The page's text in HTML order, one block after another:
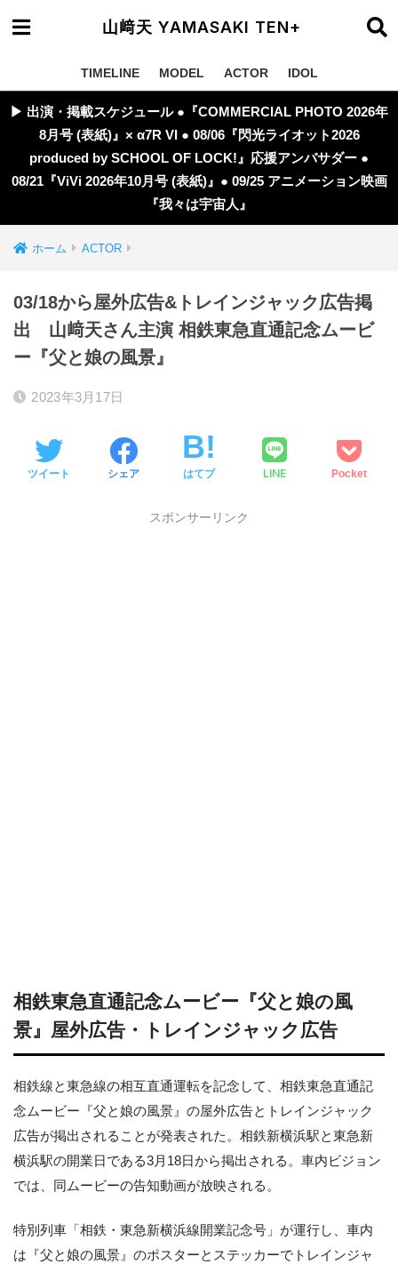
山﨑天 YAMASAKI TEN+
TIMELINE MODEL ACTOR IDOL
▶︎ 出演・掲載スケジュール ●『COMMERCIAL PHOTO 2026年
8月号 (表紙)』× α7R VI ● 08/06『閃光ライオット2026
produced by SCHOOL OF LOCK!』応援アンバサダー ●
08/21『ViVi 2026年10月号 (表紙)』● 09/25 アニメーション映画
『我々は宇宙人』
ホーム ACTOR
03/18から屋外広告&トレインジャック広告掲
出 山﨑天さん主演 相鉄東急直通記念ムービ
ー『父と娘の風景』
2023年3月17日
ツイート シェア はてブ LINE Pocket
スポンサーリンク
相鉄東急直通記念ムービー『父と娘の風
景』屋外広告・トレインジャック広告
相鉄線と東急線の相互直通運転を記念して、相鉄東急直通記
念ムービー『父と娘の風景』の屋外広告とトレインジャック
広告が掲出されることが発表された。相鉄新横浜駅と東急新
横浜駅の開業日である3月18日から掲出される。車内ビジョン
では、同ムービーの告知動画が放映される。
特別列車「相鉄・東急新横浜線開業記念号」が運行し、車内
は『父と娘の風景』のポスターとステッカーでトレインジャ